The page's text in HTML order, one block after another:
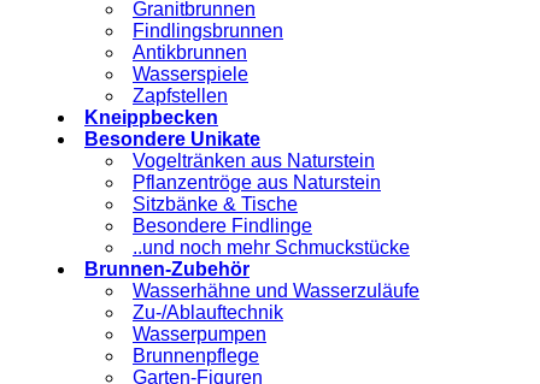
Granitbrunnen
Findlingsbrunnen
Antikbrunnen
Wasserspiele
Zapfstellen
Kneippbecken
Besondere Unikate
Vogeltränken aus Naturstein
Pflanzentröge aus Naturstein
Sitzbänke & Tische
Besondere Findlinge
..und noch mehr Schmuckstücke
Brunnen-Zubehör
Wasserhähne und Wasserzuläufe
Zu-/Ablauftechnik
Wasserpumpen
Brunnenpflege
Garten-Figuren